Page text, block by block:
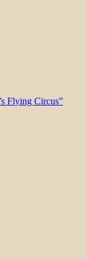
Flying Circus”